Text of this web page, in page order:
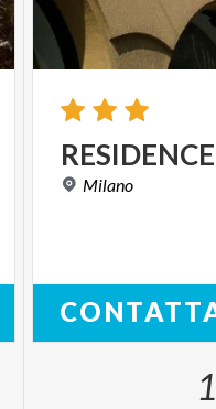
RESIDENCE
Milano
1